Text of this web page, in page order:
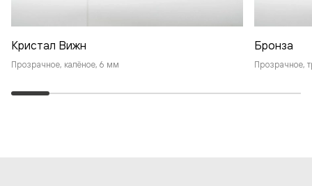
Кристал Вижн
Прозрачное, калёное, 6 мм
Бронза
Прозрачное,